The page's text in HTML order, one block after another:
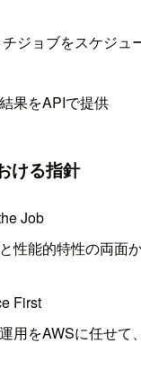
ジョブをスケジュ
果をAPIで提供
ける指針
Job
性能的特性の両面
First
用をAWSに任せて